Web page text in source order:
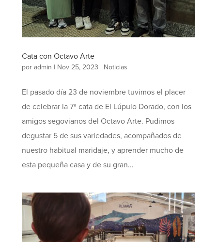
Cata con Octavo Arte
poradmin | Nov 25, 2023 | Noticias
El pasado día 23 de noviembre tuvimos el placer
de celebrar la 7ª cata de El Lúpulo Dorado, con los
amigos segovianos del Octavo Arte. Pudimos
degustar 5 de sus variedades, acompañados de
nuestro habitual maridaje, y aprender mucho de
esta pequeña casa y de su gran...